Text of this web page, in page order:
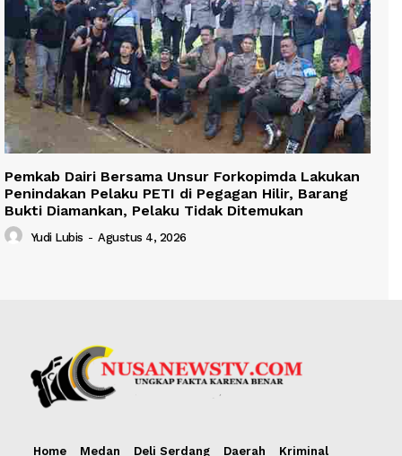
Pemkab Dairi Bersama Unsur Forkopimda Lakukan
Penindakan Pelaku PETI di Pegagan Hilir, Barang
Bukti Diamankan, Pelaku Tidak Ditemukan
Yudi Lubis - Agustus 4, 2026
Home Medan Deli Serdang Daerah
Kriminal